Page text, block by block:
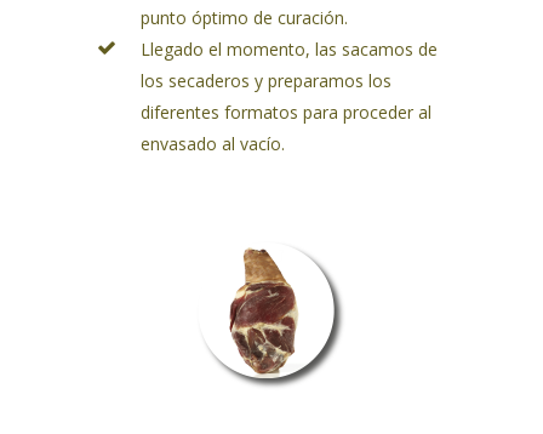
punto óptimo de curación.
Llegado el momento, las sacamos de
los secaderos y preparamos los
diferentes formatos para proceder al
envasado al vacío.